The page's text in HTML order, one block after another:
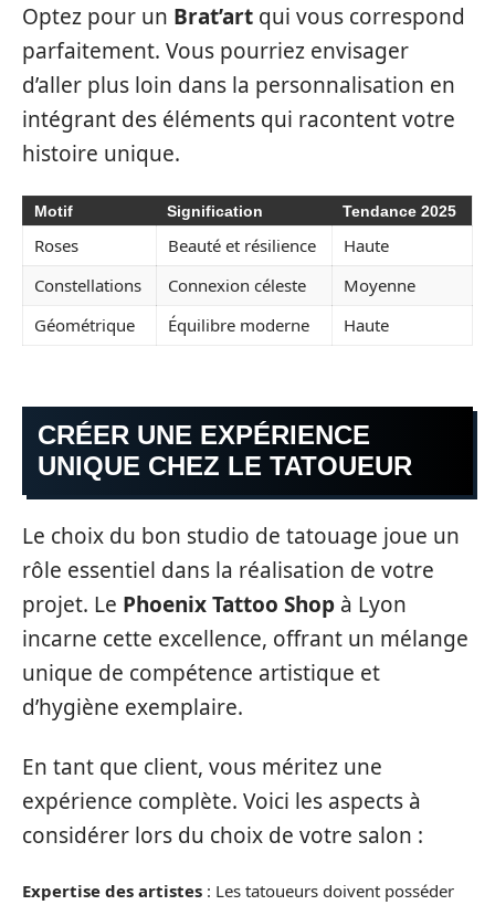
Optez pour un Brat’art qui vous correspond
parfaitement. Vous pourriez envisager
d’aller plus loin dans la personnalisation en
intégrant des éléments qui racontent votre
histoire unique.
Motif Signification Tendance 2025
Roses Beauté et résilience
Haute
Constellations
Connexion céleste
Moyenne
Géométrique
Équilibre moderne Haute
CRÉER UNE EXPÉRIENCE
UNIQUE CHEZ LE TATOUEUR
Le choix du bon studio de tatouage joue un
rôle essentiel dans la réalisation de votre
projet. Le Phoenix Tattoo Shop à Lyon
incarne cette excellence, offrant un mélange
unique de compétence artistique et
d’hygiène exemplaire.
En tant que client, vous méritez une
expérience complète. Voici les aspects à
considérer lors du choix de votre salon :
Expertise des artistes : Les tatoueurs doivent posséder